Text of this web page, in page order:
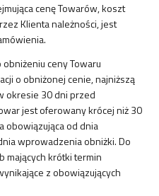
cenę Towarów, koszt
Klienta należności, jest
ceny Towaru
o obniżonej cenie, najniższą
okresie 30 dni przed
jest oferowany krócej niż 30
obowiązująca od dnia
wprowadzenia obniżki. Do
mających krótki termin
z obowiązujących